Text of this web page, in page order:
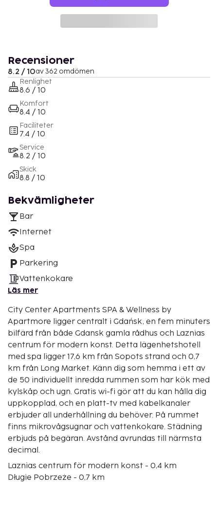
Recensioner
8.2 / 10av 362 omdömen
Renlighet
8.6 / 10
Komfort
8.4 / 10
Faciliteter
7.4 / 10
Service
8.2 / 10
Skick
8.8 / 10
Bekvämligheter
Bar
Internet
Spa
Parkering
Vattenkokare
Läs mer
City Center Apartments SPA & Wellness by
Apartmore ligger centralt i Gdańsk, en fem minuters
bilfärd från både Gdansk gamla rådhus och Laznias
centrum för modern konst. Detta lägenhetshotell
med spa ligger 17,6 km från Sopots strand och 0,7
km från Long Market. Känn dig som hemma i ett av
de 50 individuellt inredda rummen som har kök med
kylskåp och ugn. Gratis wi-fi gör att du kan hålla dig
uppkopplad, och en platt-tv med kabelkanaler
erbjuder all underhållning du behöver. På rummet
finns mikrovågsugnar och vattenkokare. Städning
erbjuds på begäran. Avstånd avrundas till närmsta
decimal.
Laznias centrum för modern konst - 0,4 km
Długie Pobrzeże - 0,7 km